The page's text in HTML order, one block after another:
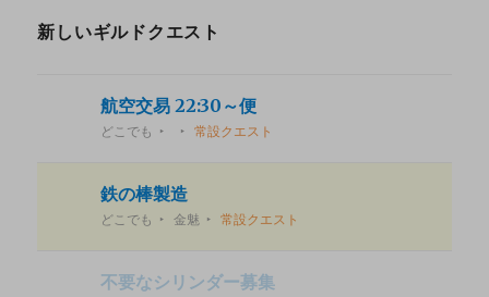
新しいギルドクエスト
航空交易 22:30～便
どこでも 常設クエスト
鉄の棒製造
どこでも 金魅 常設クエスト
不要なシリンダー募集